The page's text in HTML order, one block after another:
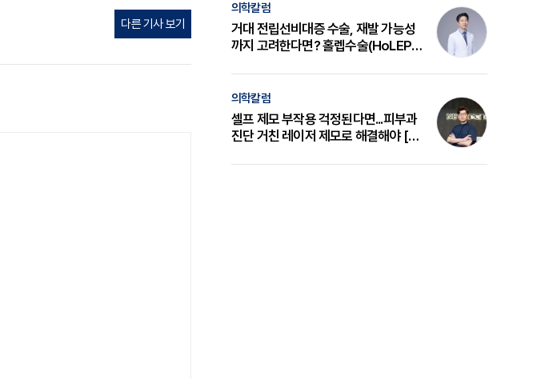
다른 기사 보기
의학칼럼
거대 전립선비대증 수술, 재발 가능성
까지 고려한다면? 홀렙수술(HoLEP)
의학칼럼
셀프 제모 부작용 걱정된다면...피부과
진단 거친 레이저 제모로 해결해야 [변